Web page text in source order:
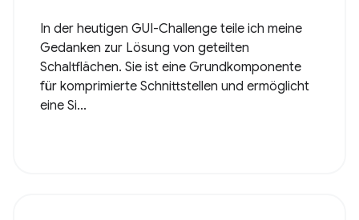
In der heutigen GUI-Challenge teile ich meine
Gedanken zur Lösung von geteilten
Schaltflächen. Sie ist eine Grundkomponente
für komprimierte Schnittstellen und ermöglicht
eine Si...